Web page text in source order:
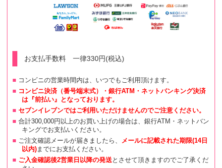
お支払手数料 一律330円(税込)
コンビニの営業時間内は、いつでもご利用頂けます。
コンビニ決済（番号端末式）・銀行ATM・ネットバンキング決済
は『前払い』となっております。
セブンイレブンではご利用いただけませんのでご注意ください。
合計300,000円以上のお買い上げの場合は、銀行ATM・ネットバン
キングでお支払いください。
ご注文確認メールが届きましたら、 メールに記載された期限(14日
以内)までにお支払ください。
ご入金確認後2営業日以降の発送とさせて頂きますのでご了承くだ